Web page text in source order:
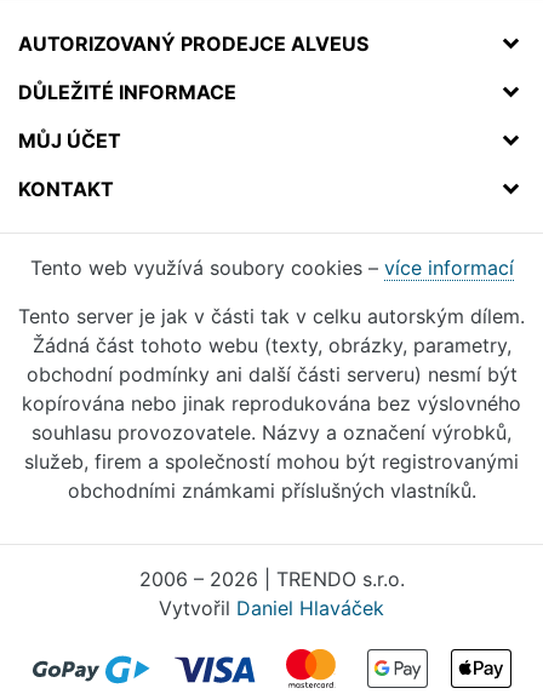
AUTORIZOVANÝ PRODEJCE ALVEUS
DŮLEŽITÉ INFORMACE
MŮJ ÚČET
KONTAKT
Tento web využívá soubory cookies – více informací
Tento server je jak v části tak v celku autorským dílem.
Žádná část tohoto webu (texty, obrázky, parametry,
obchodní podmínky ani další části serveru) nesmí být
kopírována nebo jinak reprodukována bez výslovného
souhlasu provozovatele. Názvy a označení výrobků,
služeb, firem a společností mohou být registrovanými
obchodními známkami příslušných vlastníků.
2006 – 2026 | TRENDO s.r.o.
Vytvořil Daniel Hlaváček